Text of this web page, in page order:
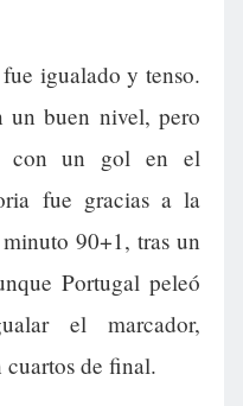
igualado y tenso.
un buen nivel, pero
con un gol en el
fue gracias a la
90+1, tras un
Portugal peleó
el marcador,
cuartos de final.